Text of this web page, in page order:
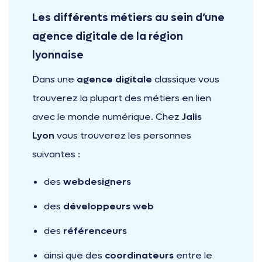
Les différents métiers au sein d’une
agence digitale de la région
lyonnaise
Dans une agence digitale classique vous
trouverez la plupart des métiers en lien
avec le monde numérique. Chez Jalis
Lyon vous trouverez les personnes
suivantes :
des webdesigners
des développeurs web
des référenceurs
ainsi que des coordinateurs entre le